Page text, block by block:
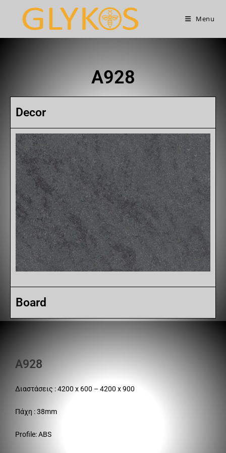
Menu
A928
Decor
Board
A928
Διαστάσεις : 4200 x 600 – 4200 x 900
Πάχη : 38mm
Profile: ABS